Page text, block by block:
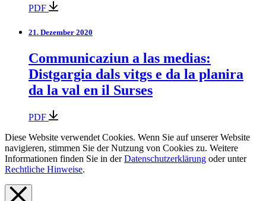
PDF
21. Dezember 2020
Communicaziun a las medias:
Distgargia dals vitgs e da la planira
da la val en il Surses
PDF
Diese Website verwendet Cookies. Wenn Sie auf unserer Website
navigieren, stimmen Sie der Nutzung von Cookies zu. Weitere
Informationen finden Sie in derDatenschutzerklärung oder unter
Rechtliche Hinweise.